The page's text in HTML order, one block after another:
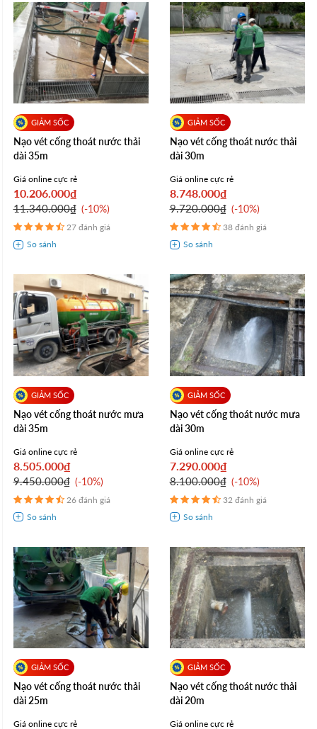
Nạo vét cống thoát nước thải
dài 35m
Giá online cực rẻ
10.206.000₫
11.340.000₫ -10%
27 đánh giá
Nạo vét cống thoát nước thải
dài 30m
Giá online cực rẻ
8.748.000₫
9.720.000₫ -10%
38 đánh giá
Nạo vét cống thoát nước mưa
dài 35m
Giá online cực rẻ
8.505.000₫
9.450.000₫ -10%
26 đánh giá
Nạo vét cống thoát nước mưa
dài 30m
Giá online cực rẻ
7.290.000₫
8.100.000₫ -10%
32 đánh giá
Nạo vét cống thoát nước thải
dài 25m
Giá online cực rẻ
Nạo vét cống thoát nước thải
dài 20m
Giá online cực rẻ